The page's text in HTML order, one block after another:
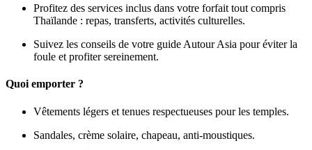
Profitez des services inclus dans votre forfait tout compris
Thaïlande : repas, transferts, activités culturelles.
Suivez les conseils de votre guide Autour Asia pour éviter la
foule et profiter sereinement.
Quoi emporter ?
Vêtements légers et tenues respectueuses pour les temples.
Sandales, crème solaire, chapeau, anti-moustiques.